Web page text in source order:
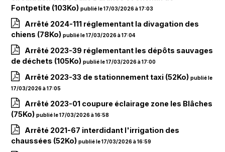
Fontpetite (103Ko)publié le 17/03/2026 à 17:03
Arrêté 2024-111 réglementant la divagation des
chiens (78Ko)publié le 17/03/2026 à 17:04
Arrêté 2023-39 réglementant les dépôts sauvages
de déchets (105Ko)publié le 17/03/2026 à 17:00
Arrêté 2023-33 de stationnement taxi (52Ko)publié le
17/03/2026 à 17:05
Arrêté 2023-01 coupure éclairage zone les Blâches
(75Ko)publié le 17/03/2026 à 16:58
Arrêté 2021-67 interdidant l'irrigation des
chaussées (52Ko)publié le 17/03/2026 à 16:59